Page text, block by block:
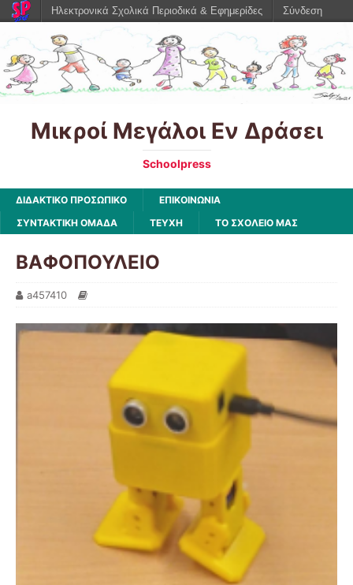
Μικροί Μεγάλοι Εν Δράσει
Schoolpress
ΔΙΔΑΚΤΙΚΟ ΠΡΟΣΩΠΙΚΟ
ΕΠΙΚΟΙΝΩΝΙΑ
ΣΥΝΤΑΚΤΙΚΗ ΟΜΑΔΑ
ΤΕΥΧΗ ΤΟ ΣΧΟΛΕΙΟ ΜΑΣ
ΒΑΦΟΠΟΥΛΕΙΟ
a457410
Ηλεκτρονικά Σχολικά Περιοδικά & Εφημερίδες Σύνδεση